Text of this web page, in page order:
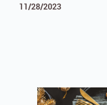
11/28/2023